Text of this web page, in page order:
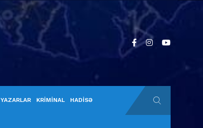
YAZARLAR KRİMİNAL HADİSƏ